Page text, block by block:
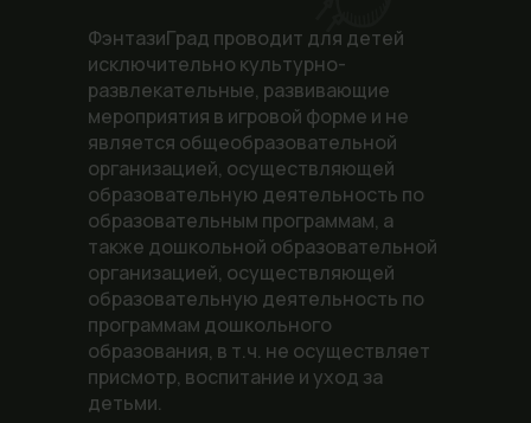
ФэнтазиГрад проводит для детей
исключительно культурно-
развлекательные, развивающие
мероприятия в игровой форме и не
является общеобразовательной
организацией, осуществляющей
образовательную деятельность по
образовательным программам, а
также дошкольной образовательной
организацией, осуществляющей
образовательную деятельность по
программам дошкольного
образования, в т.ч. не осуществляет
присмотр, воспитание и уход за
детьми.